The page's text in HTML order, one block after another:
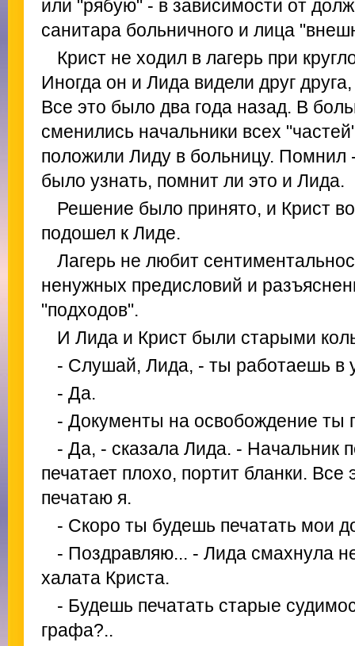
или "рябую" - в зависимости от
санитара больничного и лица
Крист не ходил в лагерь при
Иногда он и Лида видели друг
Все это было два года назад. В
сменились начальники всех
положили Лиду в больницу. Помнил
было узнать, помнит ли это и Лида.
Решение было принято, и Крист
подошел к Лиде.
Лагерь не любит
ненужных предисловий и
"подходов".
И Лида и Крист были старыми
- Слушай, Лида, - ты работаешь в
- Да.
- Документы на освобождение ты
- Да, - сказала Лида. - Начальник
печатает плохо, портит бланки. Все
печатаю я.
- Скоро ты будешь печатать мои
- Поздравляю... - Лида смахнула
халата Криста.
- Будешь печатать старые
графа?..